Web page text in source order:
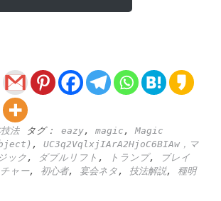
法 タグ： eazy, magic , Magic
, UC3q2VqlxjIArA2HjoC6BIAw，マ
ック, ダブルリフト , トランプ,
ブレイ
ャー, 初心者, 宴会ネタ , 技法解説, 種明